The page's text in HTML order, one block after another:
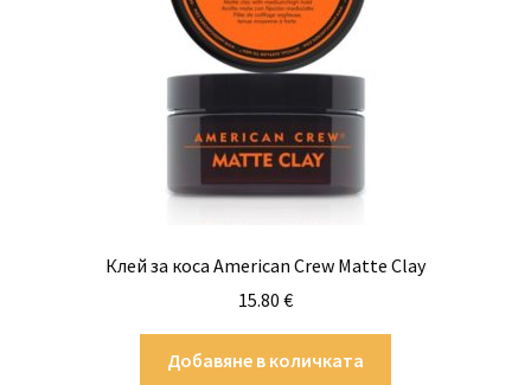
Професионално оборудване
Клей за коса American Crew Matte Clay
15.80 €
Добавяне в количката